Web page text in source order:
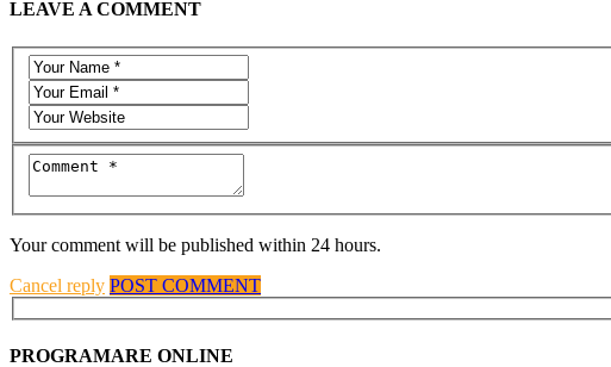
LEAVE A COMMENT
Your comment will be published within 24 hours.
Cancel reply POST COMMENT
PROGRAMARE ONLINE